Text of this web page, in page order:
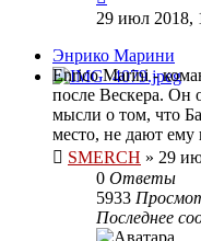
29 июл 2018,
Энрико Марини
Enrico Marini -
после Вескера. Он
мысли о том, что
место, не дают ему
SMERCH » 29
0 Ответы
5933
Последнее